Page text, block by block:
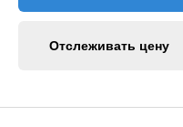
Отслеживать цену